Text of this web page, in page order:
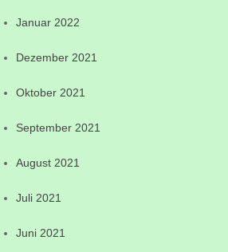
Januar 2022
Dezember 2021
Oktober 2021
September 2021
August 2021
Juli 2021
Juni 2021